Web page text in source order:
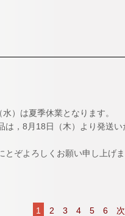
）は夏季休業となります。
，8月18日（木）より発送い
ぞよろしくお願い申し上げま
1 2 3 4 5 6